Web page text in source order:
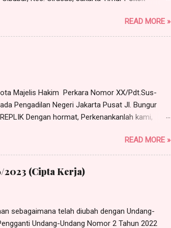
pekerja telah mengajukan surat ijin tidak
yaitu Pak Gunawan, dan disetujui. Pekerja minta
Lagi pula PHK yang dilakukan perusahaan
READ MORE »
Majelis Hakim Perkara Nomor XX/Pdt.Sus-
Pengadilan Negeri Jakarta Pusat Jl. Bungur
Dengan hormat, Perkenankanlah kami,
Cipayung, Jakarta Timur, HP/WA: 0812-8386-
Kuasa Khusus tanggal 10 Januari 2018,
dalam perkara Nomor XX/Pdt.Sus-
berikut: DALAM EKSEPSI Bahwa eksepsi
READ MORE »
2023 (Cipta Kerja)
sebagaimana telah diubah dengan Undang-
Undang-Undang Nomor 2 Tahun 2022